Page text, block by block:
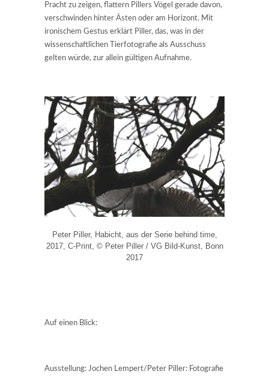
Pracht zu zeigen, flattern Pillers Vögel gerade davon,
verschwinden hinter Ästen oder am Horizont. Mit
ironischem Gestus erklärt Piller, das, was in der
wissenschaftlichen Tierfotografie als Ausschuss
gelten würde, zur allein gültigen Aufnahme.
Peter Piller, Habicht, aus der Serie behind time,
2017, C-Print, © Peter Piller / VG Bild-Kunst, Bonn
2017
Auf einen Blick:
Ausstellung: Jochen Lempert/Peter Piller: Fotografie